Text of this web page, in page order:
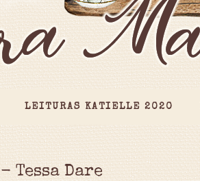
LEITURAS KATIELLE 2020
- Tessa Dare